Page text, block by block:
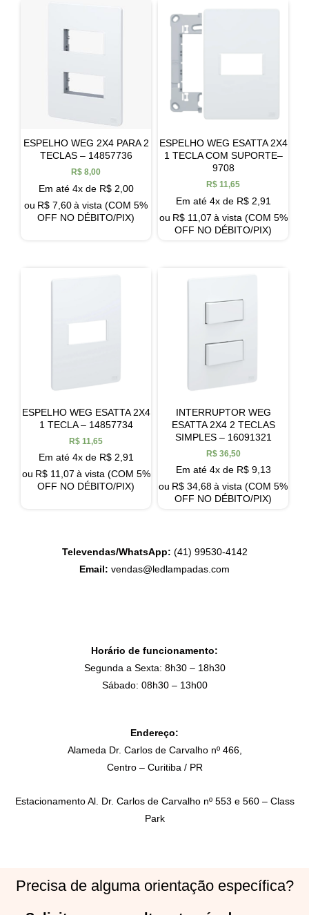
ESPELHO WEG 2X4 PARA 2
TECLAS – 14857736
R$ 8,00
Em até 4x de R$2,00
ou R$ 7,60à vista (COM 5%
OFF NO DÉBITO/PIX)
ESPELHO WEG ESATTA 2X4
1 TECLA COM SUPORTE–
9708
R$ 11,65
Em até 4x de R$2,91
ou R$11,07 à vista (COM 5%
OFF NO DÉBITO/PIX)
ESPELHO WEG ESATTA 2X4
1 TECLA – 14857734
R$ 11,65
Em até 4x de R$2,91
ou R$11,07 à vista (COM 5%
OFF NO DÉBITO/PIX)
INTERRUPTOR WEG
ESATTA 2X4 2 TECLAS
SIMPLES – 16091321
R$36,50
Em até 4x de R$9,13
ou R$ 34,68à vista (COM 5%
OFF NO DÉBITO/PIX)
Televendas/WhatsApp: (41) 99530-4142
Email: vendas@ledlampadas.com
Horário de funcionamento:
Segunda a Sexta: 8h30 – 18h30
Sábado: 08h30 – 13h00
Endereço:
Alameda Dr. Carlos de Carvalho nº 466,
Centro – Curitiba / PR
Estacionamento Al. Dr. Carlos de Carvalho nº 553 e 560 – Class
Park
Precisa de alguma orientação específica?